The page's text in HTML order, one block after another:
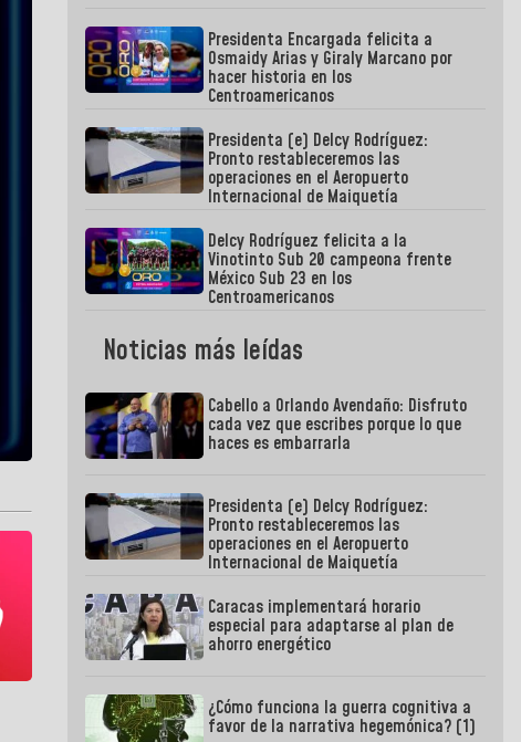
Presidenta Encargada felicita a
Osmaidy Arias y Giraly Marcano por
hacer historia en los
Centroamericanos
Presidenta (e) Delcy Rodríguez:
Pronto restableceremos las
operaciones en el Aeropuerto
Internacional de Maiquetía
Delcy Rodríguez felicita a la
Vinotinto Sub 20 campeona frente
México Sub 23 en los
Centroamericanos
Noticias más leídas
Cabello a Orlando Avendaño: Disfruto
cada vez que escribes porque lo que
haces es embarrarla
Presidenta (e) Delcy Rodríguez:
Pronto restableceremos las
operaciones en el Aeropuerto
Internacional de Maiquetía
Caracas implementará horario
especial para adaptarse al plan de
ahorro energético
¿Cómo funciona la guerra cognitiva a
favor de la narrativa hegemónica? (1)